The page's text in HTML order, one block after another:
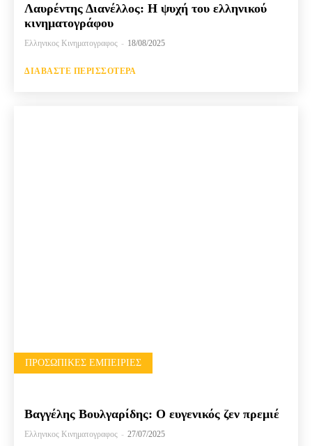
Λαυρέντης Διανέλλος: Η ψυχή του ελληνικού
κινηματογράφου
Ελληνικος Κινηματογραφος - 18/08/2025
ΔΙΑΒΆΣΤΕ ΠΕΡΙΣΣΌΤΕΡΑ
ΠΡΟΣΩΠΙΚΈΣ ΕΜΠΕΙΡΊΕΣ
Βαγγέλης Βουλγαρίδης: Ο ευγενικός ζεν πρεμιέ
Ελληνικος Κινηματογραφος - 27/07/2025